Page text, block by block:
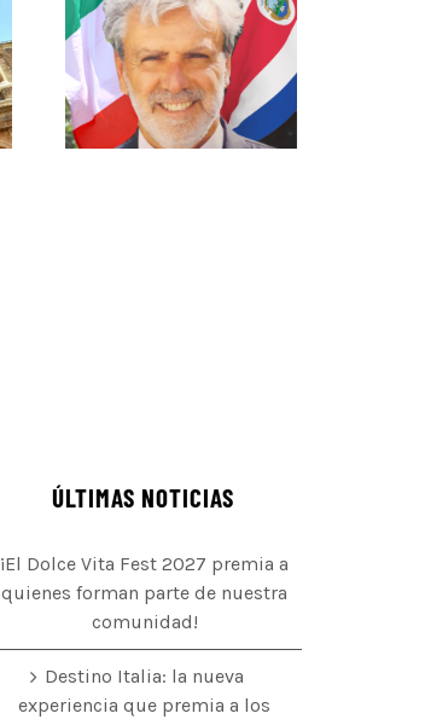
ÚLTIMAS NOTICIAS
¡El Dolce Vita Fest 2027 premia a
quienes forman parte de nuestra
comunidad!
Destino Italia: la nueva
experiencia que premia a los